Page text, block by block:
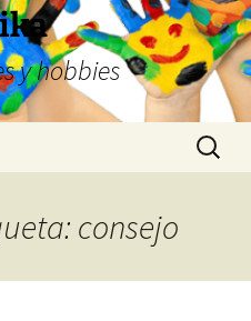
y hobbies
Buscar:
consejo